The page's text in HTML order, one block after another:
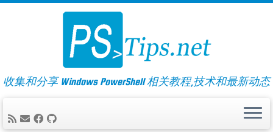
Skip
收集和分享 Windows PowerShell 相关教程,技术和最新动态